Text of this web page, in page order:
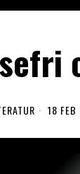
18